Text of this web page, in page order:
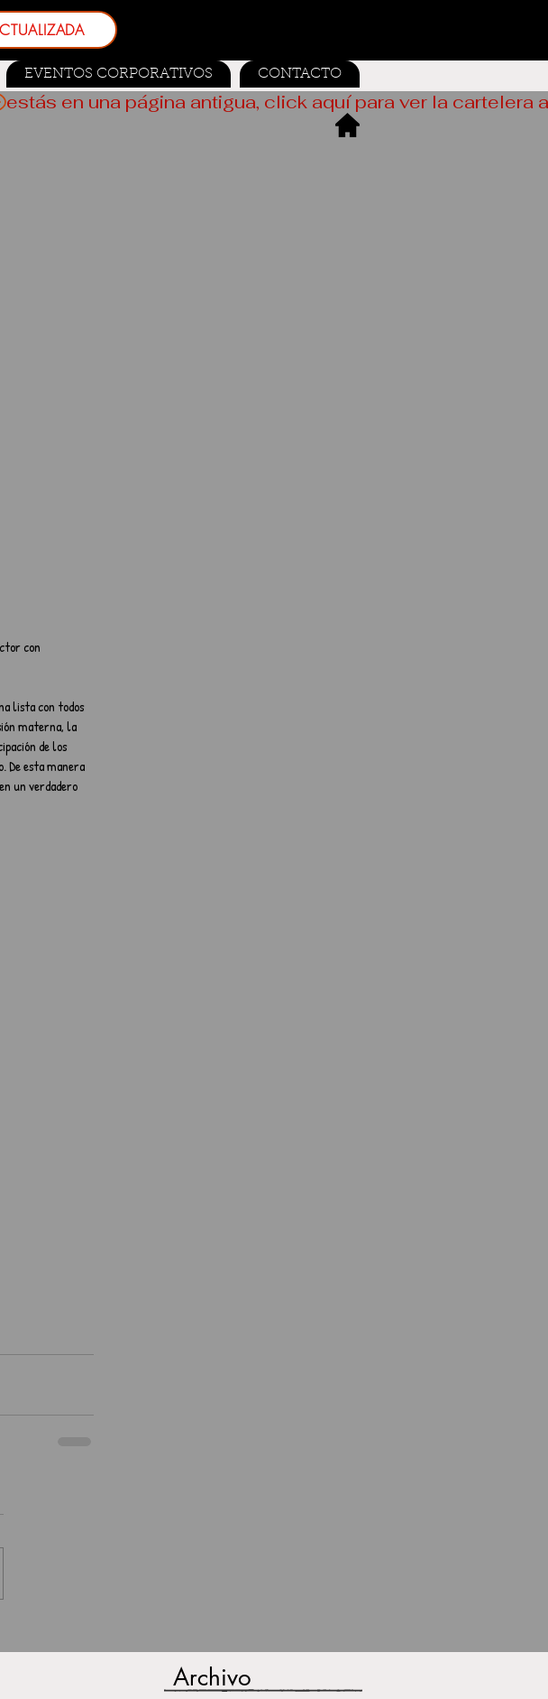
EVENTOS CORPORATIVOS CONTACTO
con
lista con todos
materna, la
de los
De esta manera
un verdadero
Archivo